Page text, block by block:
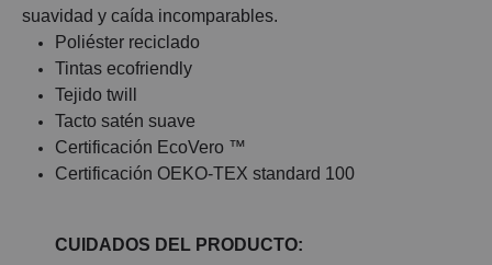
suavidad y caída incomparables.
Poliéster reciclado
Tintas ecofriendly
Tejido twill
Tacto satén suave
Certificación EcoVero ™
Certificación OEKO-TEX standard 100
CUIDADOS DEL PRODUCTO: